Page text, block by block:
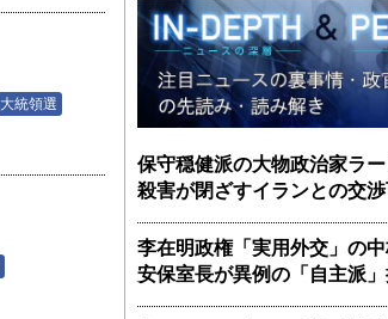
大統領選
保守穏健派の大物政治家ラ
殺害が閉ざすイランとの交
李在明政権「実用外交」の
安保室長が異例の「自主派」